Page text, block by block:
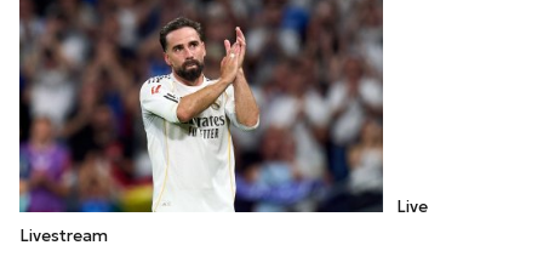
Live
Livestream